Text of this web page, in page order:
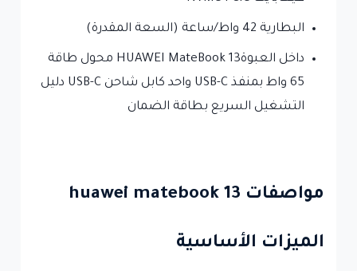
البطارية 42 واط/ساعة (السعة المقدرة)
داخل العبوةHUAWEI MateBook 13 محول طاقة
65 واط بمنفذ USB-C واحد كابل شاحن USB-C دليل
التشغيل السريع بطاقة الضمان
مواصفات huawei matebook 13
الميزات الأساسية